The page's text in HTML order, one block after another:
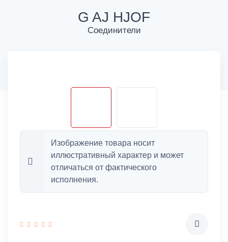
G AJ HJOF
Соединители
Изображение товара носит
иллюстративный характер и может
отличаться от фактического
исполнения.